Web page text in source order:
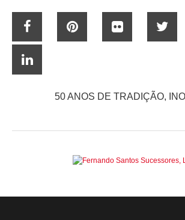
50 ANOS DE TRADIÇÃO,